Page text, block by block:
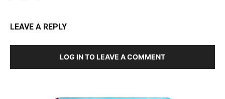
LEAVE A REPLY
LOG IN TO LEAVE A COMMENT